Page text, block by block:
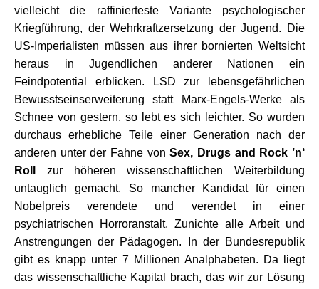
vielleicht die raffinierteste Variante psychologischer
Kriegführung, der Wehrkraftzersetzung der Jugend. Die
US-Imperialisten müssen aus ihrer bornierten Weltsicht
heraus in Jugendlichen anderer Nationen ein
Feindpotential erblicken. LSD zur lebensgefährlichen
Bewusstseinserweiterung statt Marx-Engels-Werke als
Schnee von gestern, so lebt es sich leichter. So wurden
durchaus erhebliche Teile einer Generation nach der
anderen unter der Fahne vonSex, Drugs and Rock ’n‘
Roll
zur höheren wissenschaftlichen Weiterbildung
untauglich gemacht. So mancher Kandidat für einen
Nobelpreis verendete und verendet in einer
psychiatrischen Horroranstalt. Zunichte alle Arbeit und
Anstrengungen der Pädagogen. In der Bundesrepublik
gibt es knapp unter 7 Millionen Analphabeten. Da liegt
das wissenschaftliche Kapital brach, das wir zur Lösung